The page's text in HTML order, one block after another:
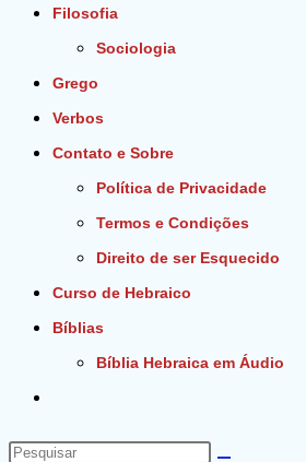
Filosofia
Sociologia
Grego
Verbos
Contato e Sobre
Política de Privacidade
Termos e Condições
Direito de ser Esquecido
Curso de Hebraico
Bíblias
Bíblia Hebraica em Áudio
do
Pesquisar